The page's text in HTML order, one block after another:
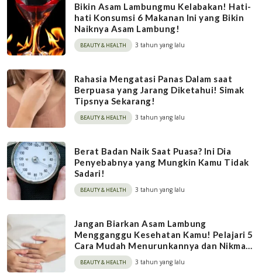
Bikin Asam Lambungmu Kelabakan! Hati-
hati Konsumsi 6 Makanan Ini yang Bikin
Naiknya Asam Lambung!
BEAUTY & HEALTH 3 tahun yang lalu
Rahasia Mengatasi Panas Dalam saat
Berpuasa yang Jarang Diketahui! Simak
Tipsnya Sekarang!
BEAUTY & HEALTH 3 tahun yang lalu
Berat Badan Naik Saat Puasa? Ini Dia
Penyebabnya yang Mungkin Kamu Tidak
Sadari!
BEAUTY & HEALTH 3 tahun yang lalu
Jangan Biarkan Asam Lambung
Mengganggu Kesehatan Kamu! Pelajari 5
Cara Mudah Menurunkannya dan Nikmati
Hidup Lebih Sehat!
BEAUTY & HEALTH 3 tahun yang lalu